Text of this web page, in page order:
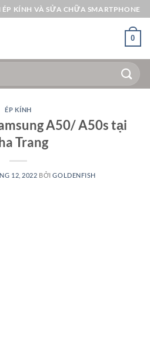
KÍNH VÀ SỬA CHỮA SMARTPHONE
0
ÉP KÍNH
A50/ A50s tại
Trang
12, 2022 BỞIGOLDENFISH